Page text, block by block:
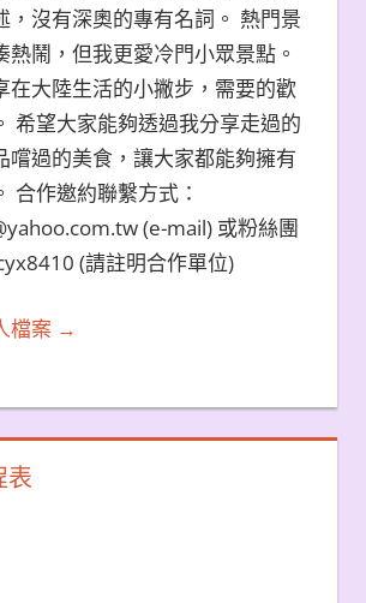
，沒有深奧的專有名詞。 熱門景
熱鬧，但我更愛冷門小眾景點。
在大陸生活的小撇步，需要的歡
希望大家能夠透過我分享走過的
嚐過的美食，讓大家都能夠擁有
合作邀約聯繫方式：
(e-mail) 或粉絲團
(請註明合作單位)
檔案 →
表